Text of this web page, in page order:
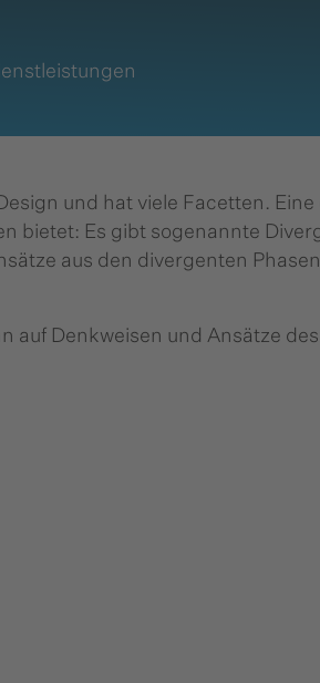
und hat viele Facetten.
bietet: Es gibt sogenannte
aus den divergenten
auf Denkweisen und Ansätze